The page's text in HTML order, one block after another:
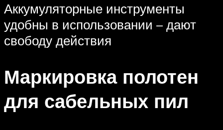
Аккумуляторные инструменты
удобны в использовании – дают
свободу действия
Маркировка полотен
для сабельных пил